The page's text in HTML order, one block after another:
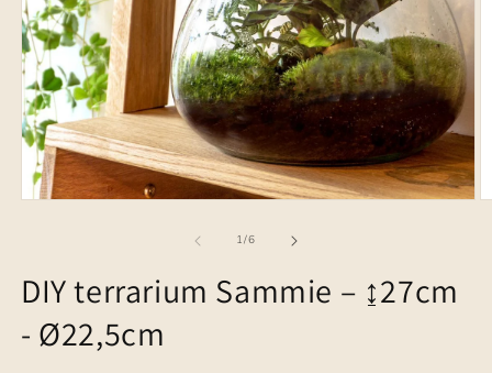
1/van
6
DIY terrarium Sammie – ↨27cm
- Ø22,5cm